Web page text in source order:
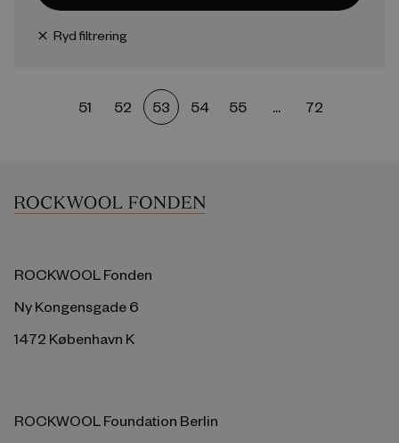
close Ryd filtrering
51 52 53 54 55 ... 72
ROCKWOOL Fonden
Ny Kongensgade 6
1472 København K
ROCKWOOL Foundation Berlin